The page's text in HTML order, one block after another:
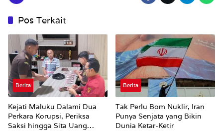
Pos Terkait
Berita
Kejati Maluku Dalami Dua
Perkara Korupsi, Periksa
Saksi hingga Sita Uang
Berita
Tak Perlu Bom Nuklir, Iran
Punya Senjata yang Bikin
Dunia Ketar-Ketir